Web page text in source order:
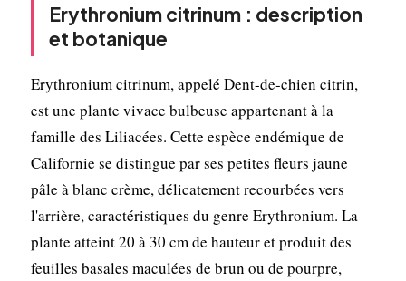
Erythronium citrinum : description
et botanique
Erythronium citrinum, appelé Dent-de-chien citrin,
est une plante vivace bulbeuse appartenant à la
famille des Liliacées. Cette espèce endémique de
Californie se distingue par ses petites fleurs jaune
pâle à blanc crème, délicatement recourbées vers
l'arrière, caractéristiques du genre Erythronium. La
plante atteint 20 à 30 cm de hauteur et produit des
feuilles basales maculées de brun ou de pourpre,